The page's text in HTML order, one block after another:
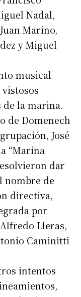
Nadal,
Marino,
y Miguel
musical
la marina.
de Domenech
José
“Marina
dar
nombre de
directiva,
por
Lleras,
Caminitti
intentos